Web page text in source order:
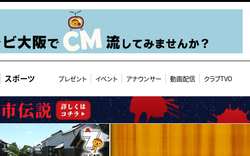
スポーツ プレゼント イベント アナウンサー 動画配信 クラブTVO